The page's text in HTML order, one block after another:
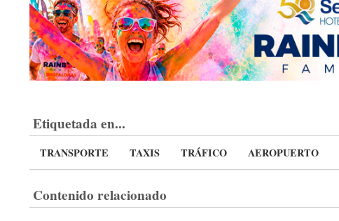
Etiquetada en...
TRANSPORTE TAXIS TRÁFICO AEROPUERTO
Contenido relacionado